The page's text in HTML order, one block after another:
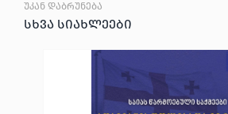
უკან დაბრუნება
სხვა სიახლეები